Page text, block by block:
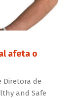
afeta o
Diretora de
and Safe